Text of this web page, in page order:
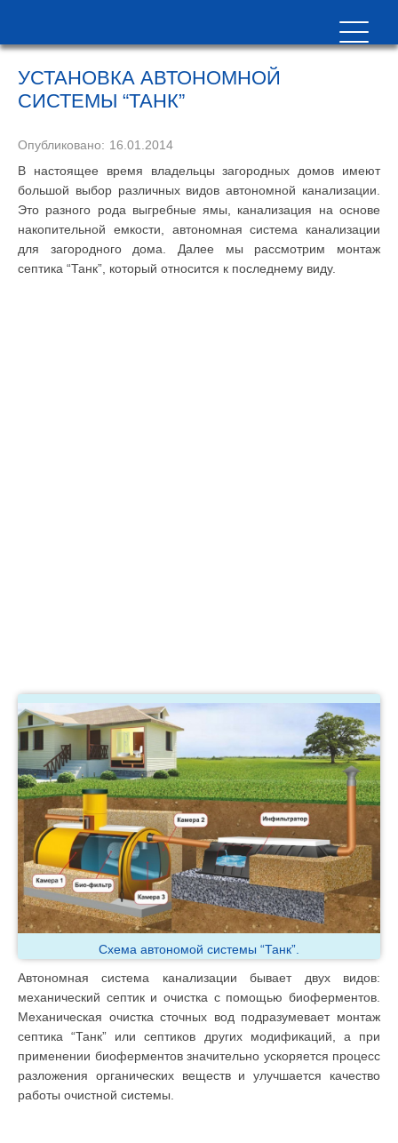
УСТАНОВКА АВТОНОМНОЙ
СИСТЕМЫ “ТАНК”
Опубликовано: 16.01.2014
В настоящее время владельцы загородных домов имеют
большой выбор различных видов автономной канализации.
Это разного рода выгребные ямы, канализация на основе
накопительной емкости, автономная система канализации
для загородного дома. Далее мы рассмотрим монтаж
септика “Танк”, который относится к последнему виду.
Схема автономой системы “Танк”.
Автономная система канализации бывает двух видов:
механический септик и очистка с помощью биоферментов.
Механическая очистка сточных вод подразумевает монтаж
септика “Танк” или септиков других модификаций, а при
применении биоферментов значительно ускоряется процесс
разложения органических веществ и улучшается качество
работы очистной системы.